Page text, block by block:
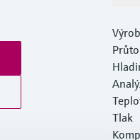
Tlak